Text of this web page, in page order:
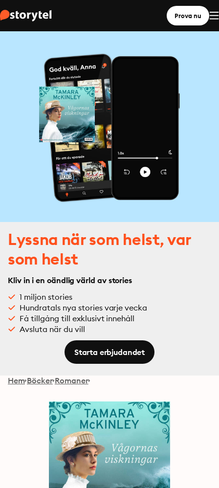
Prova nu
Lyssna när som helst, var
som helst
Kliv in i en oändlig värld av stories
1 miljon stories
Hundratals nya stories varje vecka
Få tillgång till exklusivt innehåll
Avsluta när du vill
Starta erbjudandet
Hem Böcker Romaner